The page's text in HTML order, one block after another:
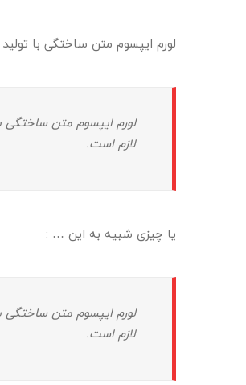
لورم ایپسوم متن ساختگی با
لورم ایپسوم متن ساختگی
لازم است.
یا چیزی شبیه به این … :
لورم ایپسوم متن ساختگی
لازم است.